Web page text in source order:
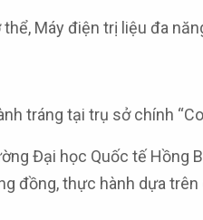
Máy điện trị liệu đa
tráng tại trụ sở chính
Đại học Quốc tế Hồng
đồng, thực hành dựa